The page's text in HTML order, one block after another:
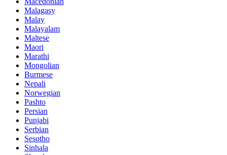
Malagasy
Malay
Malayalam
Maltese
Maori
Marathi
Mongolian
Burmese
Nepali
Norwegian
Pashto
Persian
Punjabi
Serbian
Sesotho
Sinhala